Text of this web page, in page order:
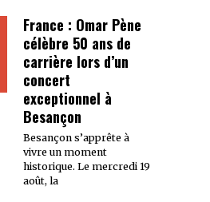
France : Omar Pène
célèbre 50 ans de
carrière lors d’un
concert
exceptionnel à
Besançon
Besançon s’apprête à
vivre un moment
historique. Le mercredi 19
août, la